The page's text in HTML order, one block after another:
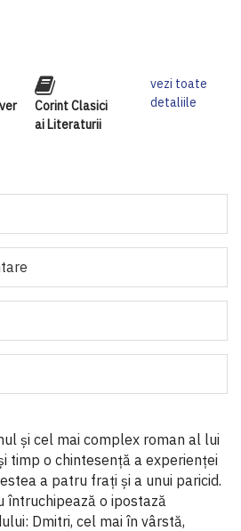
Corint Clasici
ai Literaturii
vezi toate
detaliile
şi cel mai complex roman al lui
timp o chintesenţă a experienţei
a patru fraţi şi a unui paricid.
întruchipează o ipostază
Dmitri, cel mai în vârstă,